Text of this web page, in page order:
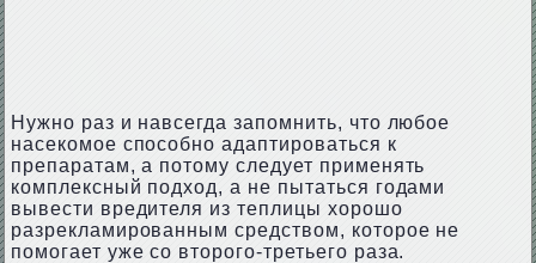
Нужно раз и навсегда запомнить, что любое
насекомое способно адаптироваться к
препаратам, а потому следует применять
комплексный подход, а не пытаться годами
вывести вредителя из теплицы хорошо
разрекламированным средством, которое не
помогает уже со второго-третьего раза.